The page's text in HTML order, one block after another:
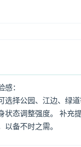
：
择公园、江边、绿
态调整强度。 补充
备不时之需。